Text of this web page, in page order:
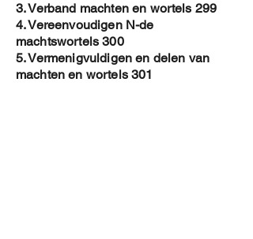
3. Verband machten en wortels 299
4. Vereenvoudigen N-de
machtswortels 300
5. Vermenigvuldigen en delen van
machten en wortels 301